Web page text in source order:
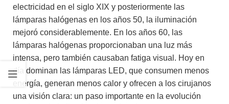
electricidad en el siglo XIX y posteriormente las
lámparas halógenas en los años 50, la iluminación
mejoró considerablemente. En los años 60, las
lámparas halógenas proporcionaban una luz más
intensa, pero también causaban fatiga visual. Hoy en
día dominan las lámparas LED, que consumen menos
energía, generan menos calor y ofrecen a los cirujanos
una visión clara: un paso importante en la evolución